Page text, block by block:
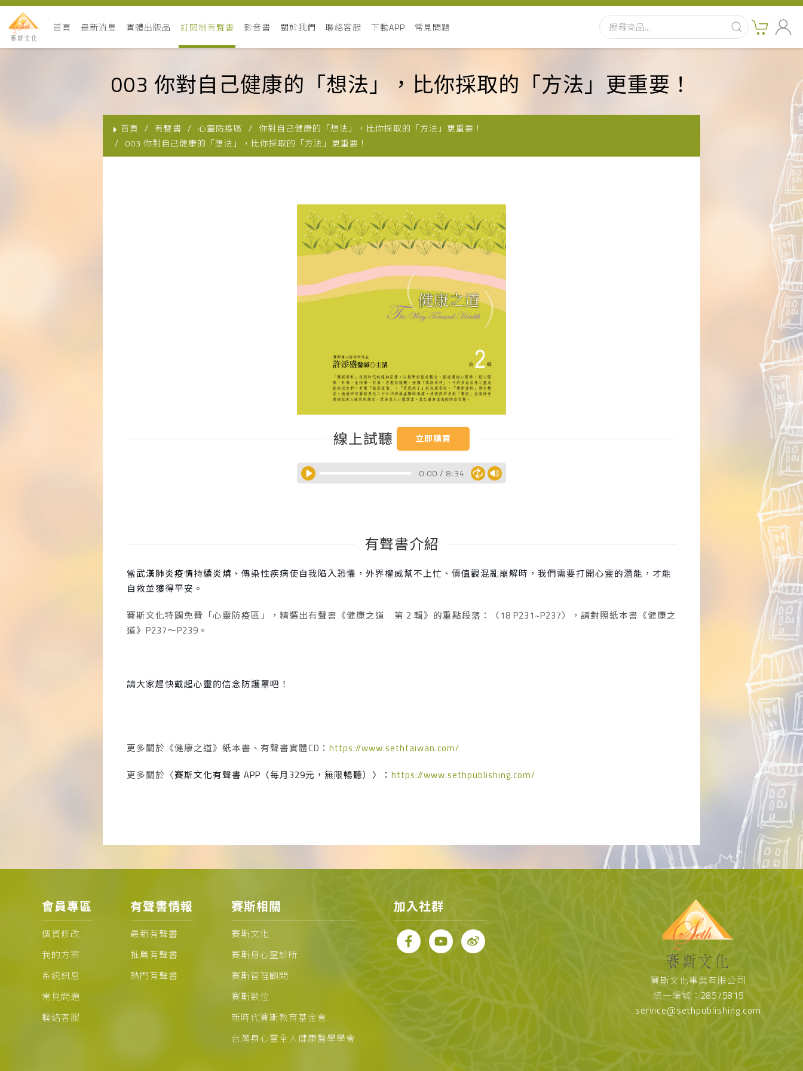
首頁 最新消息 實體出版品 訂閱制有聲書 影音書 關於我們 聯絡客服 下載APP 常見問題
003 你對自己健康的「想法」，比你採取的「方法」更重要！
首頁 有聲書 心靈防疫區
你對自己健康的「想法」，比你採取的「方法」更重要！
003 你對自己健康的「想法」，比你採取的「方法」更重要！
線上試聽 立即購買
0:00 / 8:34
有聲書介紹
當武漢肺炎疫情持續炎燒、 傳染性疾病使自我陷入恐懼，外界權威幫不上忙、價值觀混亂崩解時，我們需要打開心靈的潛能，才能
自救並獲得平安。
賽斯文化特闢免費「心靈防疫區」，精選出有聲書《健康之道 第 2 輯》的重點段落：〈18 P231~P237〉，請對照紙本書《健康之
道》 P237～P239 。
請大家趕快戴起心靈的信念防護罩吧！
更多關於《健康之道》紙本書、有聲書實體CD ： https://www.sethtaiwan.com/
更多關於〈賽斯文化有聲書 APP （每月 329元，無限暢聽）〉： https://www.sethpublishing.com/
會員專區
個資修改
我的方案
系統訊息
常見問題
聯絡客服
有聲書情報
最新有聲書
推薦有聲書
熱門有聲書
賽斯相關
賽斯文化
賽斯身心靈診所
賽斯管理顧問
賽斯數位
新時代賽斯教育基金會
台灣身心靈全人健康醫學學會
加入社群
賽斯文化事業有限公司
統一編號：28575815
service@sethpublishing.com